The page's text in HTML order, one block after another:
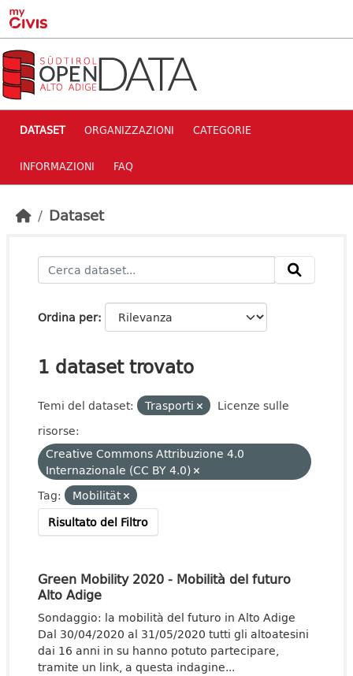
Skip to main content
DATASET ORGANIZZAZIONI CATEGORIE
INFORMAZIONI FAQ
Dataset
Ordina per
1 dataset trovato
Temi del dataset: Trasporti
Licenze sulle
risorse:
Creative Commons Attribuzione 4.0
Internazionale (CC BY 4.0)
Tag:
Mobilität
Risultato del Filtro
Green Mobility 2020 - Mobilità del futuro
Alto Adige
Sondaggio: la mobilità del futuro in Alto Adige
Dal 30/04/2020 al 31/05/2020 tutti gli altoatesini
dai 16 anni in su hanno potuto partecipare,
tramite un link, a questa indagine...